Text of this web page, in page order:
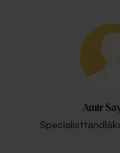
Amir